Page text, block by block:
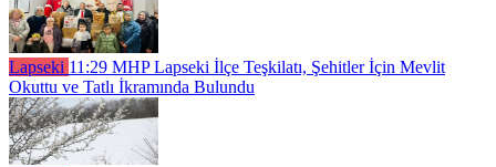
Lapseki 11:29 MHP Lapseki İlçe Teşkilatı, Şehitler İçin Mevlit
Okuttu ve Tatlı İkramında Bulundu